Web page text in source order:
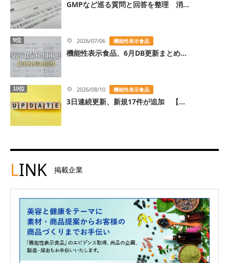
GMPなど巡る質問と回答を整理 消...
9位 2026/07/06 機能性表示食品
機能性表示食品、6月DB更新まとめ...
10位 2026/08/10 機能性表示食品
3日連続更新、新規17件が追加 【...
LINK 掲載企業